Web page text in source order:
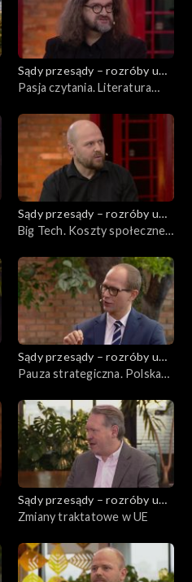
Sądy przesądy – rozróby u
Kuby
Pasja czytania. Literatura
Sądy przesądy – rozróby u
Kuby
Big Tech. Koszty społeczne,
Sądy przesądy – rozróby u
Kuby
Pauza strategiczna. Polska
Sądy przesądy – rozróby u
Kuby
Zmiany traktatowe w UE